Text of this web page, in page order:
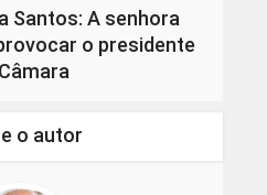
Santos: A senhora
o presidente
o autor